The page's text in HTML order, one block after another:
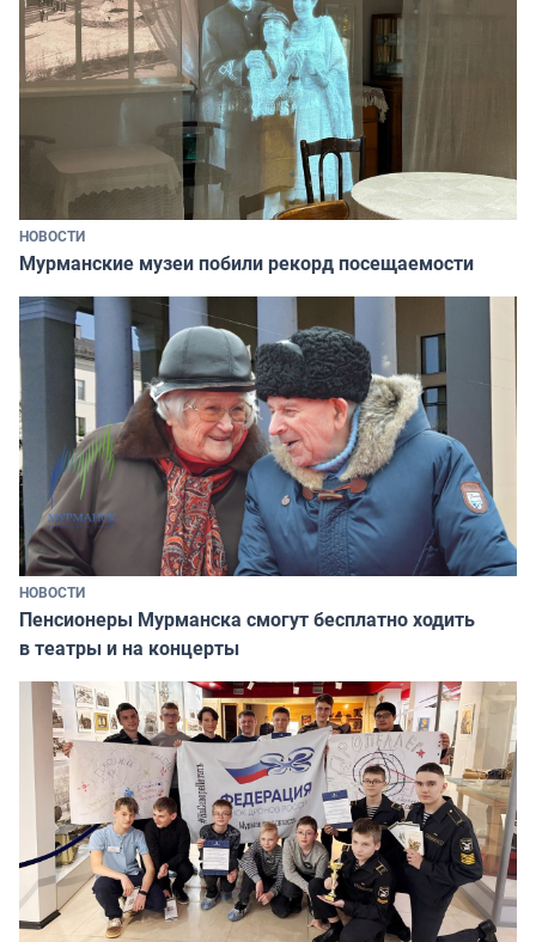
НОВОСТИ
Мурманские музеи побили рекорд посещаемости
НОВОСТИ
Пенсионеры Мурманска смогут бесплатно ходить
в театры и на концерты